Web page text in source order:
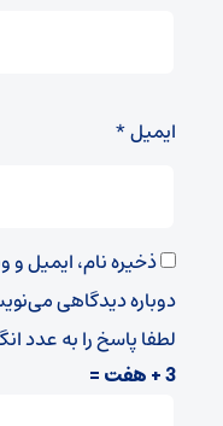
ایمیل*
ذخیره نام، ایمیل و
دوباره دیدگاهی
لطفا پاسخ را به عدد
3 + هفت =